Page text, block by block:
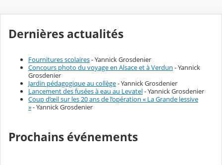
Dernières actualités
Fournitures scolaires- Yannick Grosdenier
Concours photo du voyage en Alsace et à Verdun - Yannick
Grosdenier
Jardin pédagogique au collège- Yannick Grosdenier
Lancement des fusées à eau au Levatel- Yannick Grosdenier
Coup d’œil sur les 20 ans de l’opération « La Grande lessive
»- Yannick Grosdenier
Prochains événements